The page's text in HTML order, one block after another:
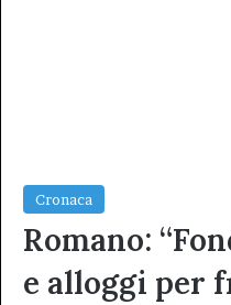
Cronaca
Romano:
e alloggi per